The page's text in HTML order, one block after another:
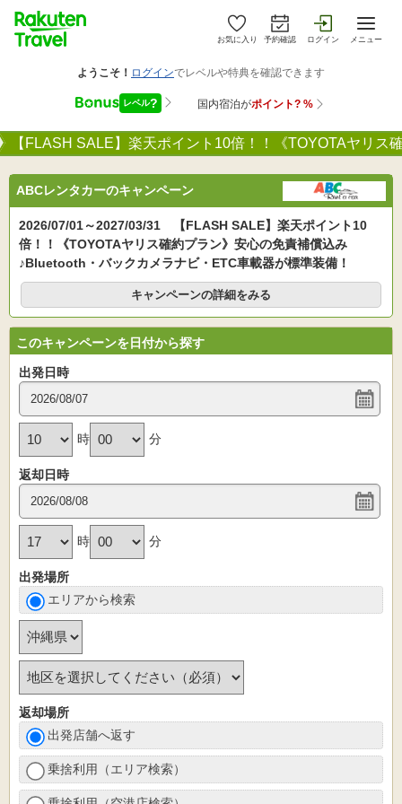
お気に入り 予約確認 ログイン メニュー
【FLASH SALE】楽天ポイント10倍！！《TOYOTAヤリ
ABCレンタカーのキャンペーン
2026/07/01～2027/03/31 【FLASH SALE】楽天ポイント10
倍！！《TOYOTAヤリス確約プラン》安心の免責補償込み
♪Bluetooth・バックカメラナビ・ETC車載器が標準装備！
キャンペーンの詳細をみる
このキャンペーンを日付から探す
出発日時
時 分
返却日時
時 分
出発場所
エリアから検索
返却場所
出発店舗へ返す
乗捨利用（エリア検索）